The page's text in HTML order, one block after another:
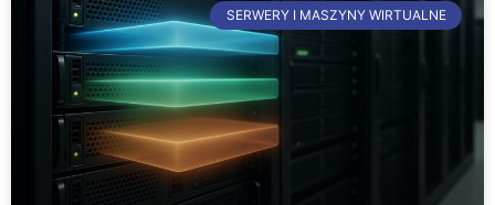
SERWERY I MASZYNY WIRTUALNE